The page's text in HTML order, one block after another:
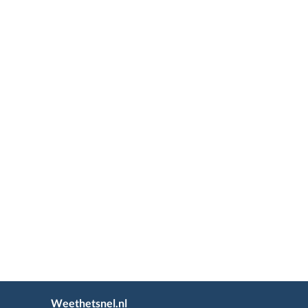
Weethetsnel.nl